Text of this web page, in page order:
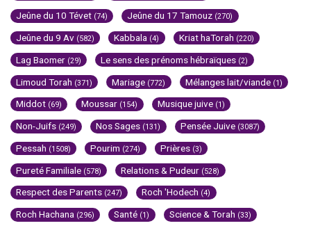
Jeûne du 10 Tévet (74) Jeûne du 17 Tamouz (270)
Jeûne du 9 Av (582) Kabbala (4) Kriat haTorah (220)
Lag Baomer (29) Le sens des prénoms hébraïques (2)
Limoud Torah (371) Mariage (772) Mélanges lait/viande (1)
Middot (69) Moussar (154) Musique juive (1)
Non-Juifs (249) Nos Sages (131) Pensée Juive (3087)
Pessah (1508) Pourim (274) Prières (3)
Pureté Familiale (578) Relations & Pudeur (528)
Respect des Parents (247) Roch 'Hodech (4)
Roch Hachana (296) Santé (1) Science & Torah (33)